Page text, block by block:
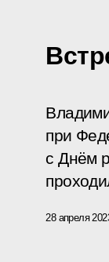
при
с Днём
28 апреля